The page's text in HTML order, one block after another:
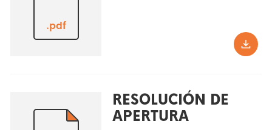
.pdf
RESOLUCIÓN DE
APERTURA